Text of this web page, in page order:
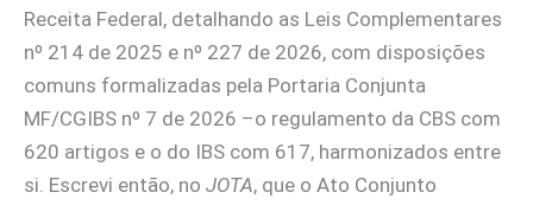
Receita Federal, detalhando as Leis Complementares
nº 214 de 2025 e nº 227 de 2026, com disposições
comuns formalizadas pela Portaria Conjunta
MF/CGIBS nº 7 de 2026 –o regulamento da CBS com
620 artigos e o do IBS com 617, harmonizados entre
si. Escrevi então, no JOTA, que o Ato Conjunto